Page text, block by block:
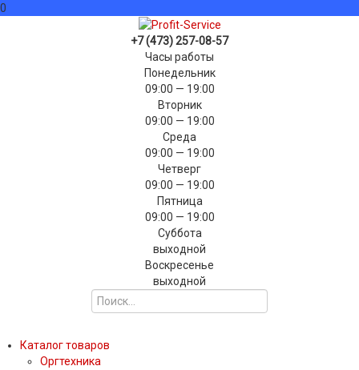
0
+7 (473) 257-08-57
Часы работы
Понедельник
09:00 — 19:00
Вторник
09:00 — 19:00
Среда
09:00 — 19:00
Четверг
09:00 — 19:00
Пятница
09:00 — 19:00
Суббота
выходной
Воскресенье
выходной
Каталог товаров
Оргтехника